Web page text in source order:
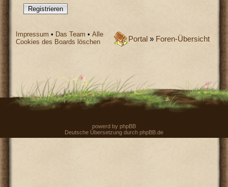
Registrieren
Portal » Foren-Übersicht
Impressum • Das Team •Alle
Cookies des Boards löschen
powerd by phpBB
Deutsche Übersetzung durch phpBB.de